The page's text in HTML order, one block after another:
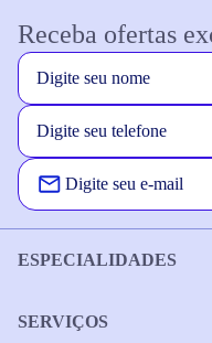
Receba ofertas
ESPECIALIDADES
SERVIÇOS